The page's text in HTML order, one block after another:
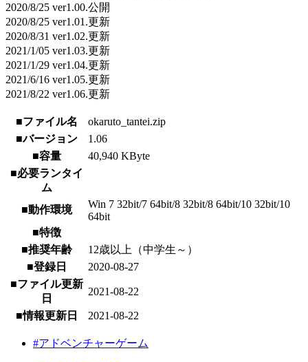
2020/8/25 ver1.00.公開
2020/8/25 ver1.01.更新
2020/8/31 ver1.02.更新
2021/1/05 ver1.03.更新
2021/1/29 ver1.04.更新
2021/6/16 ver1.05.更新
2021/8/22 ver1.06.更新
■ファイル名
okaruto_tantei.zip
■バージョン
1.06
■容量
40,940 KByte
■必要ランタイ
ム
■動作環境
Win 7 32bit/7 64bit/8 32bit/8 64bit/10 32bit/10
64bit
■特徴
■推奨年齢
12歳以上（中学生～）
■登録日
2020-08-27
■ファイル更新
日
2021-08-22
■情報更新日 2021-08-22
#アドベンチャーゲーム